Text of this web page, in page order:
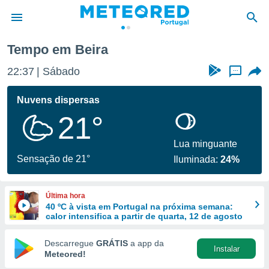
da
foi
fornecidas
a este
das
e
forma
digital
Tempo em Beira
22:37 Sábado ...
Nuvens dispersas
21°
Sensação de 21°
Lua minguante
Iluminada:24%
Última hora
40 ºC à vista em Portugal na próxima semana:
calor intensifica a partir de quarta, 12 de agosto
Descarregue GRÁTIS a app da
Meteored!
Instalar